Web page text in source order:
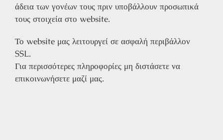
άδεια των γονέων τους πριν υποβάλλουν προσωπικά
τους στοιχεία στο website.
Το website μας λειτουργεί σε ασφαλή περιβάλλον
SSL.
Για περισσότερες πληροφορίες μη διστάσετε να
επικοινωνήσετε μαζί μας.